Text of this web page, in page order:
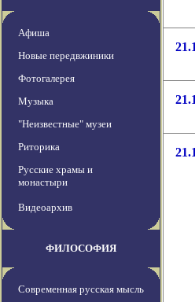
Афиша
Новые передвжиники
Фотогалерея
Музыка
"Неизвестные" музеи
Риторика
Русские храмы и
монастыри
Видеоархив
ФИЛОСОФИЯ
Современная русская мысль